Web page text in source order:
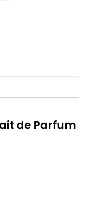
de Parfum